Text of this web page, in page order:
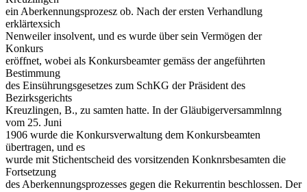
ein Aberkennungsprozesz ob. Nach der ersten Verhandlung
erklärtexsich
Nenweiler insolvent, und es wurde über sein Vermögen der
Konkurs
eröffnet, wobei als Konkursbeamter gemäss der angeführten
Bestimmung
des Einsührungsgesetzes zum SchKG der Präsident des
Bezirksgerichts
Kreuzlingen, B., zu samten hatte. In der Gläubigerversammlnng
vom 25. Juni
1906 wurde die Konkursverwaltung dem Konkursbeamten
übertragen, und es
wurde mit Stichentscheid des vorsitzenden Konknrsbesamten die
Fortsetzung
des Aberkennungsprozesses gegen die Rekurrentin beschlossen. Der